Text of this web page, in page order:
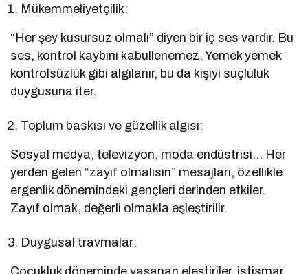
Mükemmeliyetçilik:
“Her şey kusursuz olmalı” diyen bir iç ses vardır. Bu
ses, kontrol kaybını kabullenemez. Yemek yemek
kontrolsüzlük gibi algılanır, bu da kişiyi suçluluk
duygusuna iter.
Toplum baskısı ve güzellik algısı:
Sosyal medya, televizyon, moda endüstrisi… Her
yerden gelen “zayıf olmalısın” mesajları, özellikle
ergenlik dönemindeki gençleri derinden etkiler.
Zayıf olmak, değerli olmakla eşleştirilir.
Duygusal travmalar: